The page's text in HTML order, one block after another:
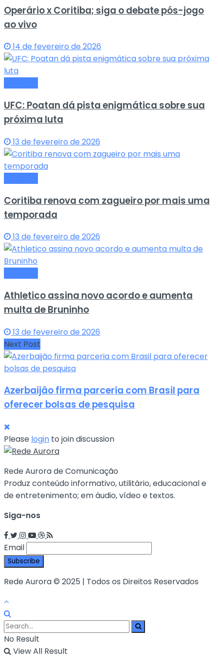
Operário x Coritiba; siga o debate pós-jogo
ao vivo
14 de fevereiro de 2026
UFC: Poatan dá pista enigmática sobre sua
próxima luta
13 de fevereiro de 2026
Coritiba renova com zagueiro por mais uma
temporada
13 de fevereiro de 2026
Athletico assina novo acordo e aumenta
multa de Bruninho
13 de fevereiro de 2026
Next Post
Azerbaijão firma parceria com Brasil para
oferecer bolsas de pesquisa
Please login to join discussion
Rede Aurora de Comunicação
Produz conteúdo informativo, utilitário, educacional e
de entretenimento; em áudio, vídeo e textos.
Siga-nos
Email
Rede Aurora © 2025 | Todos os Direitos Reservados
No Result
View All Result